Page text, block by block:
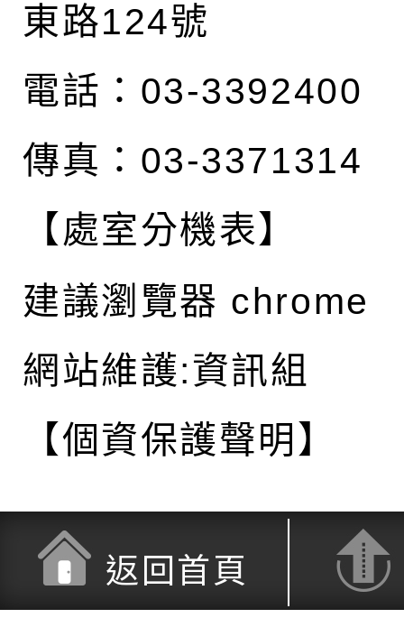
東路124號
電話：03-3392400
傳真：03-3371314
【處室分機表】
建議瀏覽器 chrome
網站維護:資訊組
【個資保護聲明】
返回首頁